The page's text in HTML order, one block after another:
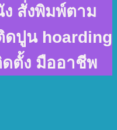
สั่งพิมพ์ตาม
ดปูน hoarding
ตั้ง มืออาชีพ